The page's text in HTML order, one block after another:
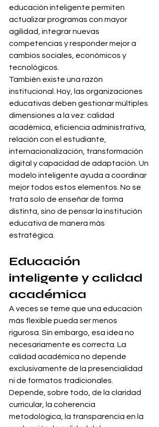
educación inteligente permiten
actualizar programas con mayor
agilidad, integrar nuevas
competencias y responder mejor a
cambios sociales, económicos y
tecnológicos.
También existe una razón
institucional. Hoy, las organizaciones
educativas deben gestionar múltiples
dimensiones a la vez: calidad
académica, eficiencia administrativa,
relación con el estudiante,
internacionalización, transformación
digital y capacidad de adaptación. Un
modelo inteligente ayuda a coordinar
mejor todos estos elementos. No se
trata solo de enseñar de forma
distinta, sino de pensar la institución
educativa de manera más
estratégica.
Educación
inteligente y calidad
académica
A veces se teme que una educación
más flexible pueda ser menos
rigurosa. Sin embargo, esa idea no
necesariamente es correcta. La
calidad académica no depende
exclusivamente de la presencialidad
ni de formatos tradicionales.
Depende, sobre todo, de la claridad
curricular, la coherencia
metodológica, la transparencia en la